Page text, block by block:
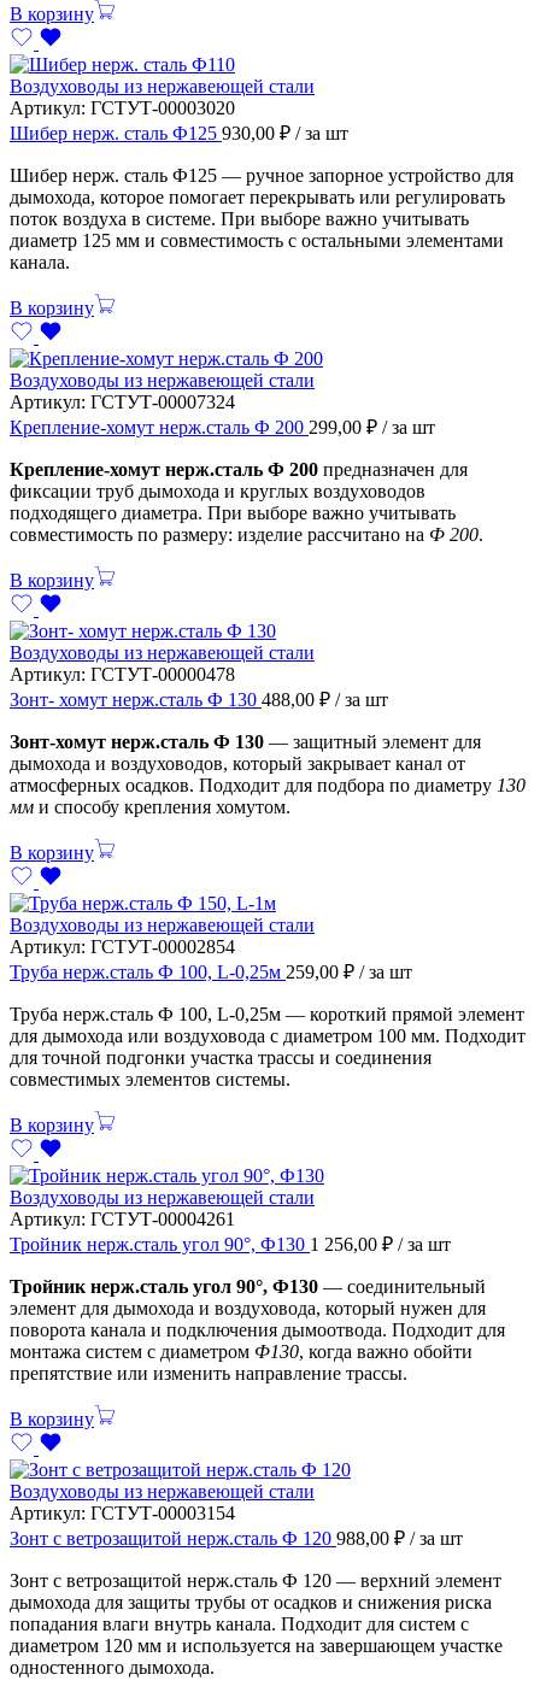
В корзину
Воздуховоды из нержавеющей стали
Артикул: ГСТУТ-00003020
Шибер нерж. сталь Ф125 930,00 ₽ / за шт
Шибер нерж. сталь Ф125 — ручное запорное устройство для
дымохода, которое помогает перекрывать или регулировать
поток воздуха в системе. При выборе важно учитывать
диаметр 125 мм и совместимость с остальными элементами
канала.
В корзину
Воздуховоды из нержавеющей стали
Артикул: ГСТУТ-00007324
Крепление-хомут нерж.сталь Ф 200 299,00 ₽ / за шт
Крепление-хомут нерж.сталь Ф 200 предназначен для
фиксации труб дымохода и круглых воздуховодов
подходящего диаметра. При выборе важно учитывать
совместимость по размеру: изделие рассчитано на Ф 200.
В корзину
Воздуховоды из нержавеющей стали
Артикул: ГСТУТ-00000478
Зонт- хомут нерж.сталь Ф 130 488,00 ₽ / за шт
Зонт-хомут нерж.сталь Ф 130 — защитный элемент для
дымохода и воздуховодов, который закрывает канал от
атмосферных осадков. Подходит для подбора по диаметру 130
мм и способу крепления хомутом.
В корзину
Воздуховоды из нержавеющей стали
Артикул: ГСТУТ-00002854
Труба нерж.сталь Ф 100, L-0,25м 259,00 ₽ / за шт
Труба нерж.сталь Ф 100, L-0,25м — короткий прямой элемент
для дымохода или воздуховода с диаметром 100 мм. Подходит
для точной подгонки участка трассы и соединения
совместимых элементов системы.
В корзину
Воздуховоды из нержавеющей стали
Артикул: ГСТУТ-00004261
Тройник нерж.сталь угол 90°, Ф130 1 256,00 ₽ / за шт
Тройник нерж.сталь угол 90°, Ф130 — соединительный
элемент для дымохода и воздуховода, который нужен для
поворота канала и подключения дымоотвода. Подходит для
монтажа систем с диаметром Ф130, когда важно обойти
препятствие или изменить направление трассы.
В корзину
Воздуховоды из нержавеющей стали
Артикул: ГСТУТ-00003154
Зонт с ветрозащитой нерж.сталь Ф 120 988,00 ₽ / за шт
Зонт с ветрозащитой нерж.сталь Ф 120 — верхний элемент
дымохода для защиты трубы от осадков и снижения риска
попадания влаги внутрь канала. Подходит для систем с
диаметром 120 мм и используется на завершающем участке
одностенного дымохода.